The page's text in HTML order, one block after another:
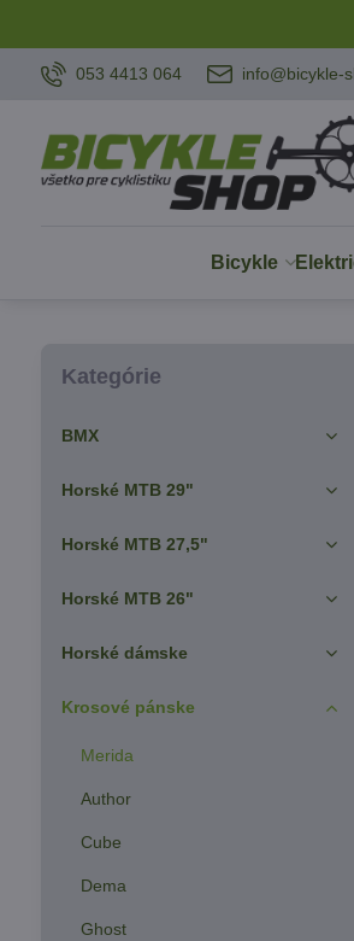
053 4413 064 info@bicykle-
Bicykle
Kategórie
BMX
Horské MTB 29"
Horské MTB 27,5"
Horské MTB 26"
Horské dámske
Krosové pánske
Merida
Author
Cube
Dema
Ghost